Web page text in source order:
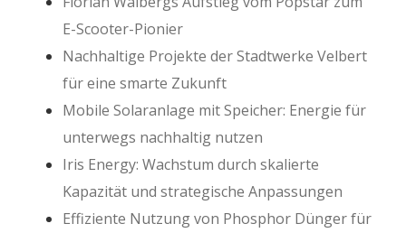
E-Scooter-Pionier
Nachhaltige Projekte der Stadtwerke Velbert
für eine smarte Zukunft
Mobile Solaranlage mit Speicher: Energie für
unterwegs nachhaltig nutzen
Iris Energy: Wachstum durch skalierte
Kapazität und strategische Anpassungen
Effiziente Nutzung von Phosphor Dünger für